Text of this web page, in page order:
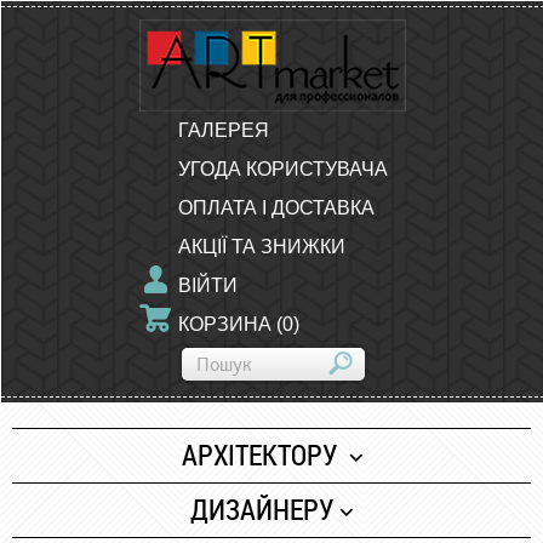
ГАЛЕРЕЯ
УГОДА КОРИСТУВАЧА
ОПЛАТА І ДОСТАВКА
АКЦІЇ ТА ЗНИЖКИ
ВІЙТИ
КОРЗИНА (0)
АРХІТЕКТОРУ
Папір
ДИЗАЙНЕРУ